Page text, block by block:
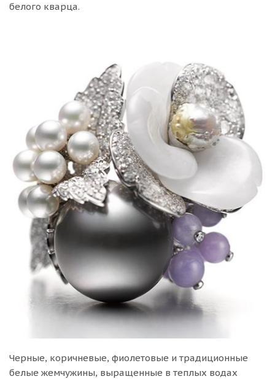
белого кварца.
Черные, коричневые, фиолетовые и традиционные
белые жемчужины, выращенные в теплых водах